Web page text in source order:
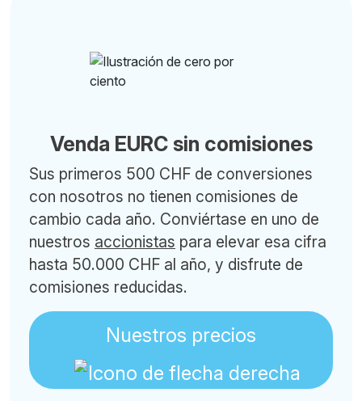
Venda EURC sin comisiones
Sus primeros 500 CHF de conversiones
con nosotros no tienen comisiones de
cambio cada año. Conviértase en uno de
nuestros accionistas para elevar esa cifra
hasta 50.000 CHF al año, y disfrute de
comisiones reducidas.
Nuestros precios